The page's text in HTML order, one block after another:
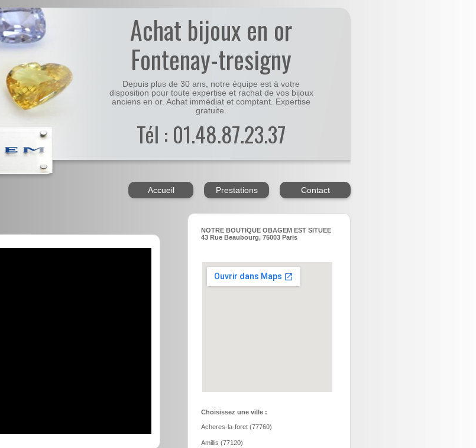
Achat bijoux en or
Fontenay-tresigny
Depuis plus de 30 ans, notre équipe est à votre
disposition pour toute expertise et rachat de vos bijoux
anciens en or. Achat immédiat et comptant. Expertise
gratuite.
Tél : 01.48.87.23.37
Accueil Prestations Contact
NOTRE BOUTIQUE OBAGEM EST SITUEE
43 Rue Beaubourg, 75003 Paris
Choisissez une ville :
Acheres-la-foret (77760)
Amillis (77120)